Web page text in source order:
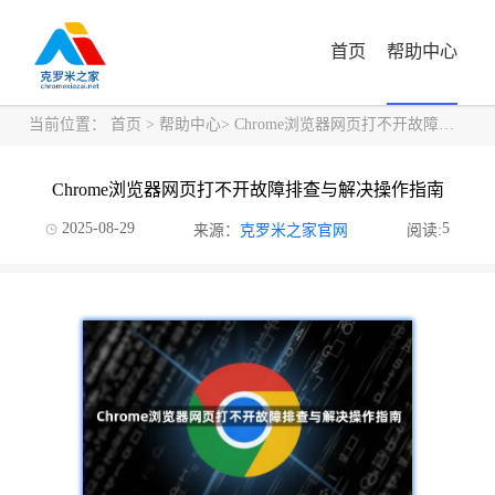
首页 帮助中心
当前位置： 首页 > 帮助中心> Chrome浏览器网页打不开故障排查与解决操作指南
Chrome浏览器网页打不开故障排查与解决操作指南
2025-08-29 来源： 克罗米之家官网 阅读:5